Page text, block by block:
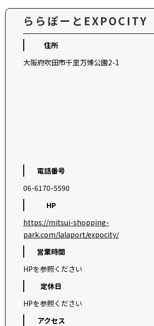
ららぽーとEXPOCITY
住所
大阪府吹田市千里万博公園2-1
電話番号
06-6170-5590
HP
https://mitsui-shopping-
park.com/lalaport/expocity/
営業時間
HPを参照ください
定休日
HPを参照ください
アクセス